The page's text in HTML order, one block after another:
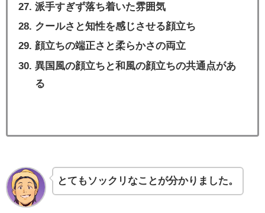
派手すぎず落ち着いた雰囲気
クールさと知性を感じさせる顔立ち
顔立ちの端正さと柔らかさの両立
異国風の顔立ちと和風の顔立ちの共通点があ
る
とてもソックリなことが分かりました。